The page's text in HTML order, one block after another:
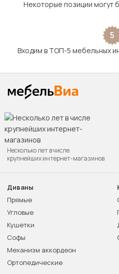
Некоторые позиции могут
5
Входим в ТОП-5 мебельных
Несколько лет в числе
крупнейших интернет-магазинов
Диваны
Прямые
Угловые
Кушетки
Софы
Механизм аккордеон
Ортопедические